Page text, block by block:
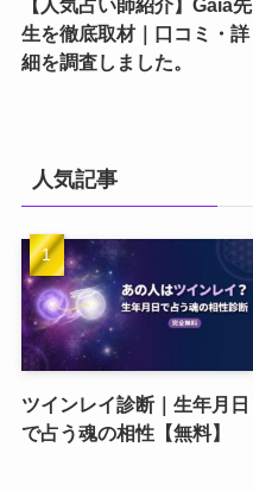
生を徹底取材｜口コミ・詳
細を調査しました。
人気記事
ツインレイ診断｜生年月日
で占う魂の相性【無料】